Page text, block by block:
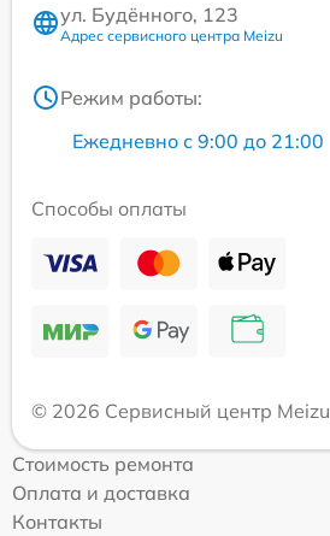
ул. Будённого, 123
Адрес сервисного центра Meizu
Режим работы:
Ежедневно с 9:00 до 21:00
Способы оплаты
© 2026 Сервисный центр Meizu
Стоимость ремонта
Оплата и доставка
Контакты